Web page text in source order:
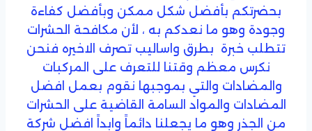
بحضرتكم بأفضل شكل ممكن وبأفضل كفاءة
وجودة وهو ما نعدكم به ، لأن مكافحة الحشرات
تتطلب خبرة بطرق واساليب تصرف الاخيره فنحن
نكرس معظم وقتنا للتعرف على المركبات
والمضادات والتي بموجبها نقوم بعمل افضل
المضادات والمواد السامة القاضية على الحشرات
من الجذر وهو ما يجعلنا دائماً وابداً افضل شركة